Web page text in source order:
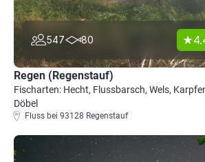
547 80
Regen (Regenstauf)
Fischarten: Hecht, Flussbarsch, Wels,
Döbel
Fluss bei 93128 Regenstauf